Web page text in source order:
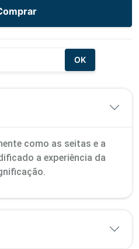
OK
como as seitas e a
a experiência da